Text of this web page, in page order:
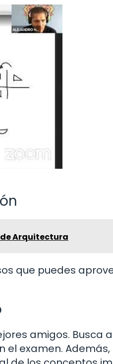
Arquitectura
que puedes
amigos. Busca
examen.